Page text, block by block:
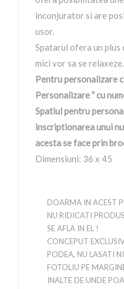
inconjurator si are
usor.
Spatarul ofera un plus
mici vor sa se relaxeze.
Pentru personalizare
Personalizare ” cu
Spatiul pentru
inscriptionarea unui
acesta se face prin
Dimensiuni: 36 x 45
DOARMA IN ACEST
NU RIDICATI
SE AFLA IN EL !
CONCEPUT
PODEA, NU LASATI
FOTOLIU PE
INALTE DE UNDE